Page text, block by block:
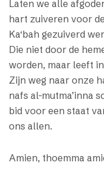
Laten we alle
hart zuiveren voor
Ka‘bah gezuiverd
Die niet door de
worden, maar leeft
Zijn weg naar onze
nafs al-mutma’inna
bid voor een staat
ons allen.
Amien, thoemma